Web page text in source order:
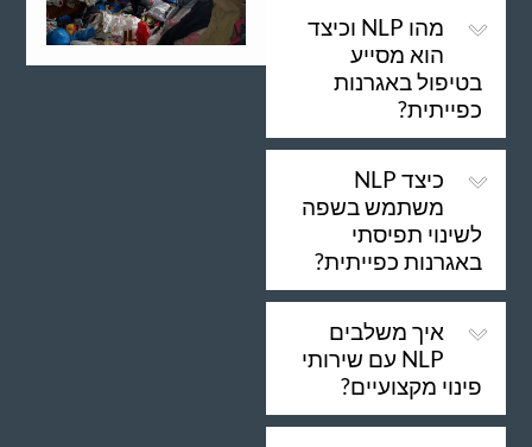
מהו NLP וכיצד
הוא מסייע
בטיפול באגרנות
כפייתית?
כיצד NLP
משתמש בשפה
לשינוי תפיסתי
באגרנות כפייתית?
איך משלבים
NLP עם שירותי
פינוי מקצועיים?